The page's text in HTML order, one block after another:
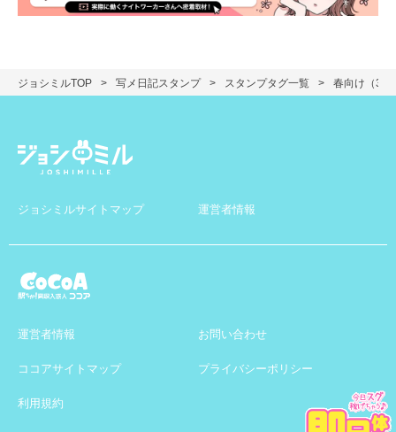
ジョシミルTOP 写メ日記スタンプ スタンプタグ一覧 春向け（3～
ジョシミルサイトマップ 運営者情報
運営者情報 お問い合わせ
ココアサイトマップ プライバシーポリシー
利用規約